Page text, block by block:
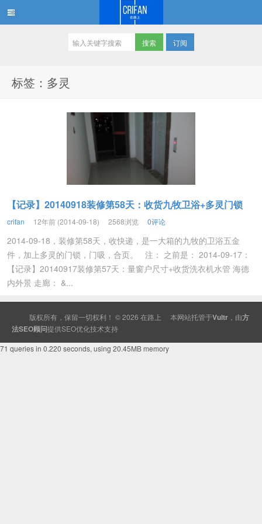
订阅
标签：多灵
【记录】20140918装修第58天：收货九牧卫浴+多灵门锁
crifan 12年前 (2014-09-18) 2568浏览 0评论
2014-09-18，装修第58天，收快递，是一大箱的九牧的卫浴五金
件，加上多灵的门锁，门吸，合页。 注： 之前是： 2014-09-17：
【记录】20140917装修第57天：量窗户尺寸+收货洗衣机水管 海德
内外景 走廊： &...
版权所有，保留一切权利！ © 2026 在路上 本网站托管于Vultr ，由方
法SEO顾问提供SEO优化技术支持
71 queries in 0.220 seconds, using 20.45MB memory